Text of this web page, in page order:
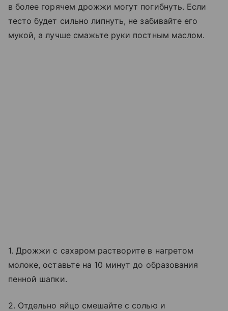
в более горячем дрожжи могут погибнуть. Если
тесто будет сильно липнуть, не забивайте его
мукой, а лучше смажьте руки постным маслом.
1. Дрожжи с сахаром растворите в нагретом
молоке, оставьте на 10 минут до образования
пенной шапки.
2. Отдельно яйцо смешайте с солью и